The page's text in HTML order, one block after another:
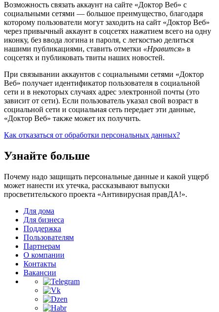
Возможность связать аккаунт на сайте «Доктор Веб» с
социальными сетями — большое преимущество, благодаря
которому пользователи могут заходить на сайт «Доктор Веб»
через привычный аккаунт в соцсетях нажатием всего на одну
иконку, без ввода логина и пароля, с легкостью делиться
нашими публикациями, ставить отметки «Нравится» в
соцсетях и публиковать твиты наших новостей.
При связывании аккаунтов с социальными сетями «Доктор
Веб» получает идентификатор пользователя в социальной
сети и в некоторых случаях адрес электронной почты (это
зависит от сети). Если пользователь указал свой возраст в
социальной сети и социальная сеть передает эти данные,
«Доктор Веб» также может их получить.
Как отказаться от обработки персональных данных?
Узнайте больше
Почему надо защищать персональные данные и какой ущерб
может нанести их утечка, рассказывают выпуски
просветительского проекта «Антивирусная правДА!».
Для дома
Для бизнеса
Поддержка
Пользователям
Партнерам
О компании
Контакты
Вакансии